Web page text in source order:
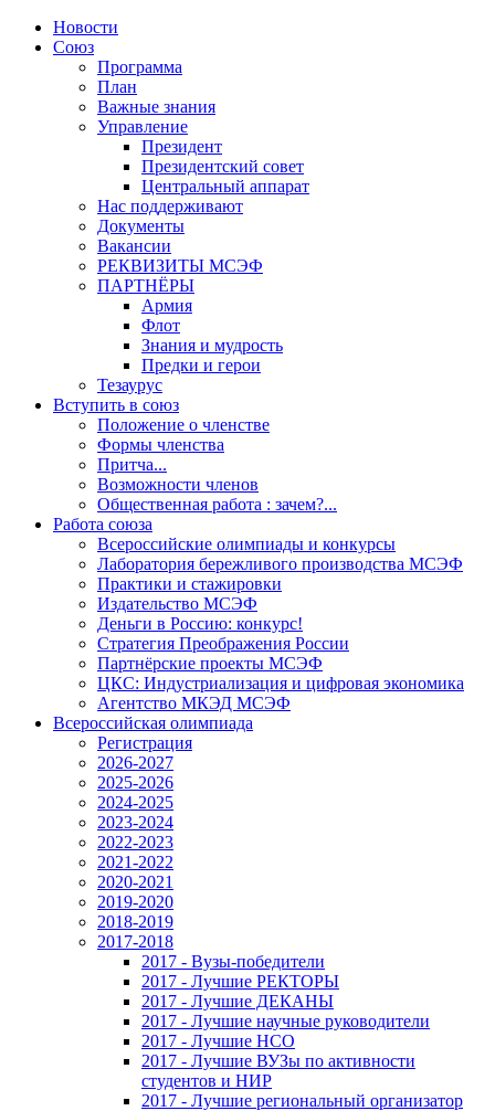
Новости
Союз
Программа
План
Важные знания
Управление
Президент
Президентский совет
Центральный аппарат
Нас поддерживают
Документы
Вакансии
РЕКВИЗИТЫ МСЭФ
ПАРТНЁРЫ
Армия
Флот
Знания и мудрость
Предки и герои
Тезаурус
Вступить в союз
Положение о членстве
Формы членства
Притча...
Возможности членов
Общественная работа : зачем?...
Работа союза
Всероссийские олимпиады и конкурсы
Лаборатория бережливого производства МСЭФ
Практики и стажировки
Издательство МСЭФ
Деньги в Россию: конкурс!
Стратегия Преображения России
Партнёрские проекты МСЭФ
ЦКС: Индустриализация и цифровая экономика
Агентство МКЭД МСЭФ
Всероссийская олимпиада
Регистрация
2026-2027
2025-2026
2024-2025
2023-2024
2022-2023
2021-2022
2020-2021
2019-2020
2018-2019
2017-2018
2017 - Вузы-победители
2017 - Лучшие РЕКТОРЫ
2017 - Лучшие ДЕКАНЫ
2017 - Лучшие научные руководители
2017 - Лучшие НСО
2017 - Лучшие ВУЗы по активности
студентов и НИР
2017 - Лучшие региональный организатор